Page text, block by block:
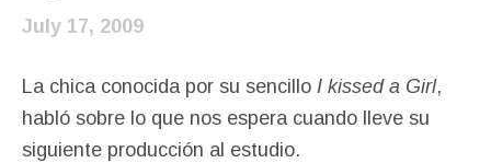
July 17, 2009
La chica conocida por su sencillo I kissed a Girl,
habló sobre lo que nos espera cuando lleve su
siguiente producción al estudio.